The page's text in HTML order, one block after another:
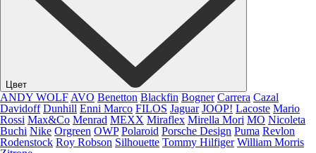
Цвет
ANDY WOLF AVO Benetton Blackfin Bogner Carrera Cazal
Davidoff Dunhill Enni Marco FILOS Jaguar JOOP! Lacoste Mario
Rossi Max&Co Menrad MEXX Miraflex Mirella Mori MO Nicoleta
Buchi Nike Orgreen OWP Polaroid Porsche Design Puma Revlon
Rodenstock Roy Robson Silhouette Tommy Hilfiger William Morris